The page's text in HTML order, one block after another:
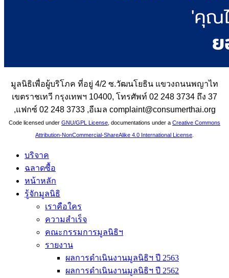
มูลนิธิเพื่อผู้บริโภค ที่อยู่ 4/2 ซ.วัฒนโยธิน แขวงถนนพญาไท
เขตราชเทวี กรุงเทพฯ 10400, โทรศัพท์ 02 248 3734 ถึง 37
,แฟกซ์ 02 248 3733 ,อีเมล complaint@consumerthai.org
Code licensed under GNU/GPL License , documentations under a Creative Commons
Attribution-NonCommercial-ShareAlike 4.0 International License
บริจาค
ฉลาดซื้อ
หน้าหลัก
รู้จักมูลนิธิ
เราคือใคร
ความสำเร็จ
คณะกรรมการมูลนิธิฯ
รายงาน
ผลการดำเนินงานมูลนิธิฯ ปี 2563
ผลการดำเนินงานมูลนิธิฯ ปี 2562